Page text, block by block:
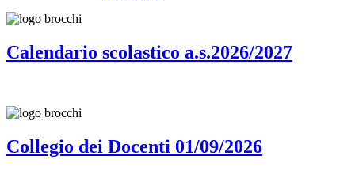
Calendario scolastico a.s.2026/2027
Collegio dei Docenti 01/09/2026